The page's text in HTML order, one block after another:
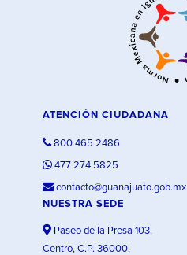
ATENCIÓN CIUDADANA
800 465 2486
477 274 5825
contacto@guanajuato.gob.mx
NUESTRA SEDE
Paseo de la Presa 103,
Centro, C.P. 36000,